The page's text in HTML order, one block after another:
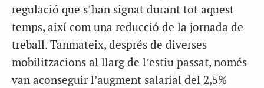
regulació que s’han signat durant tot aquest
temps, així com una reducció de la jornada de
treball. Tanmateix, després de diverses
mobilitzacions al llarg de l’estiu passat, només
van aconseguir l’augment salarial del 2,5%